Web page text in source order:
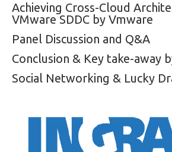
Achieving Cross-Cloud
VMware SDDC by Vmware
Panel Discussion and Q&A
Conclusion & Key take-away
Social Networking & Lucky